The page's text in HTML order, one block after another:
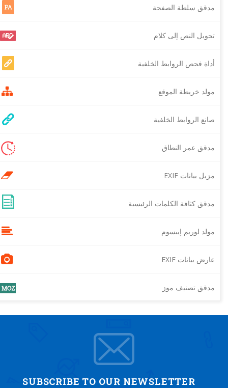
مدقق سلطة الصفحة
تحويل النص إلى كلام
أداة فحص الروابط الخلفية
مولد خريطة الموقع
صانع الروابط الخلفية
مدقق عمر النطاق
مزيل بيانات EXIF
مدقق كثافة الكلمات الرئيسية
مولد لوريم إيبسوم
عارض بيانات EXIF
مدقق تصنيف موز
SUBSCRIBE TO OUR NEWSLETTER